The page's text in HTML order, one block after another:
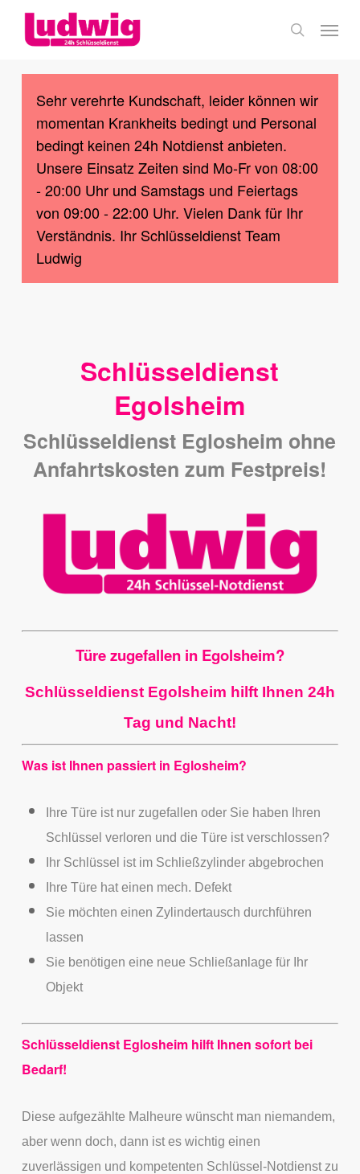
Skip
content
search
Menu
Sehr verehrte Kundschaft, leider können wir
momentan Krankheits bedingt und Personal
bedingt keinen 24h Notdienst anbieten.
Unsere Einsatz Zeiten sind Mo-Fr von 08:00
- 20:00 Uhr und Samstags und Feiertags
von 09:00 - 22:00 Uhr. Vielen Dank für Ihr
Verständnis. Ihr Schlüsseldienst Team
Ludwig
Schlüsseldienst
Egolsheim
Schlüsseldienst Eglosheim ohne
Anfahrtskosten zum Festpreis!
Türe zugefallen in Egolsheim?
Schlüsseldienst Egolsheim hilft Ihnen 24h
Tag und Nacht!
Was ist Ihnen passiert in Eglosheim?
Ihre Türe ist nur zugefallen oder Sie haben Ihren
Schlüssel verloren und die Türe ist verschlossen?
Ihr Schlüssel ist im Schließzylinder abgebrochen
Ihre Türe hat einen mech. Defekt
Sie möchten einen Zylindertausch durchführen
lassen
Sie benötigen eine neue Schließanlage für Ihr
Objekt
Schlüsseldienst Eglosheim hilft Ihnen sofort bei
Bedarf!
Diese aufgezählte Malheure wünscht man niemandem,
aber wenn doch, dann ist es wichtig einen
zuverlässigen und kompetenten Schlüssel-Notdienst zu